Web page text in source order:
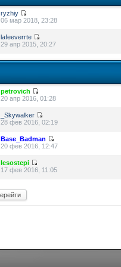
ryzhiy
06 мар 2018, 23:28
lafeeverrte
29 апр 2015, 20:27
petrovich
20 апр 2016, 01:28
_Skywalker
28 фев 2016, 02:19
Base_Badman
20 фев 2016, 12:47
lesostepi
17 фев 2016, 11:05